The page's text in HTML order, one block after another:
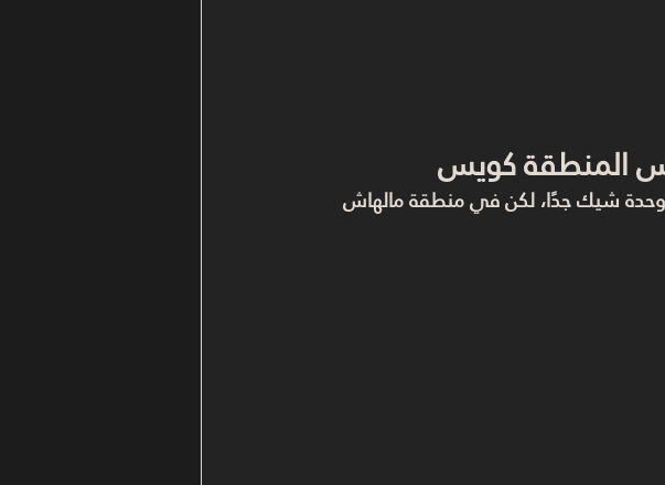
المنطقة كويس
وحدة شيك جدًا، لكن في منطقة مالهاش